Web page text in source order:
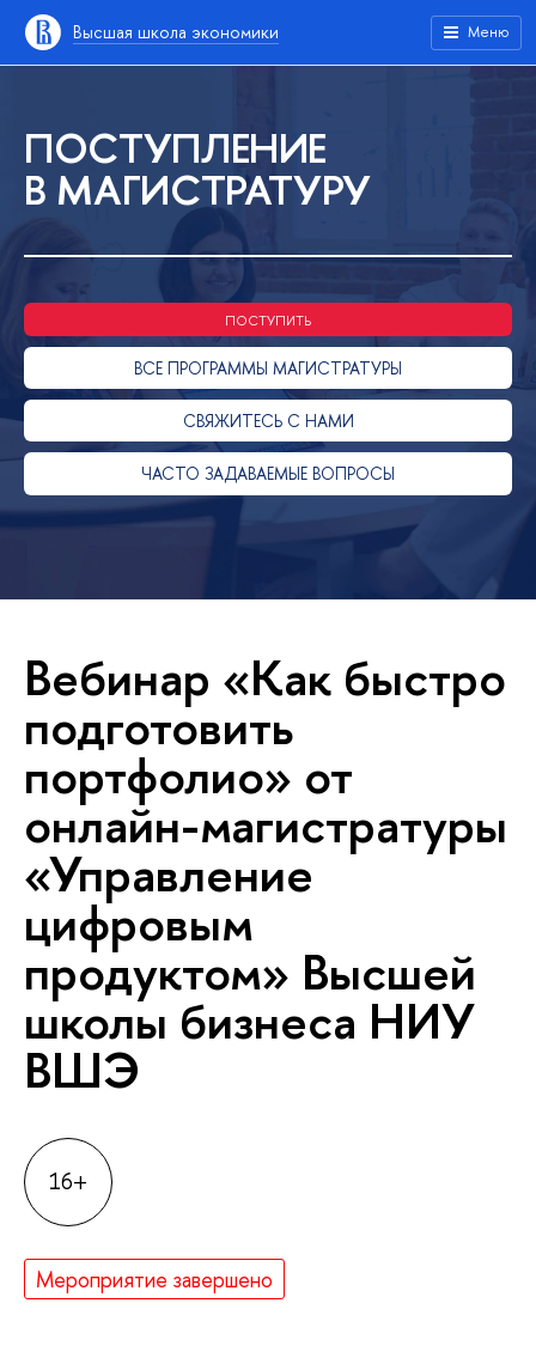
Высшая школа экономики Меню
ПОСТУПЛЕНИЕ
В МАГИСТРАТУРУ
ПОСТУПИТЬ
ВСЕ ПРОГРАММЫ МАГИСТРАТУРЫ
СВЯЖИТЕСЬ С НАМИ
ЧАСТО ЗАДАВАЕМЫЕ ВОПРОСЫ
Вебинар «Как быстро
подготовить
портфолио» от
онлайн-магистратуры
«Управление
цифровым
продуктом» Высшей
школы бизнеса НИУ
ВШЭ
16+
Мероприятие завершено